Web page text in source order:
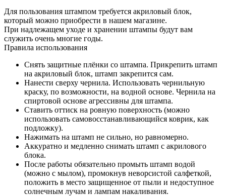
Для пользования штампом требуется акриловый блок,
который можно приобрести в нашем магазине.
При надлежащем уходе и хранении штампы будут вам
служить очень многие годы.
Правила использования
Снять защитные плёнки со штампа. Прикрепить штамп
на акриловый блок, штамп закрепится сам.
Нанести сверху чернила. Использовать чернильную
краску, по возможности, на водной основе. Чернила на
спиртовой основе агрессивны для штампа.
Ставить оттиск на ровную поверхность (можно
использовать самовосстанавливающийся коврик, как
подложку).
Нажимать на штамп не сильно, но равномерно.
Аккуратно и медленно снимать штамп с акрилового
блока.
После работы обязательно промыть штамп водой
(можно с мылом), промокнув неворсистой салфеткой,
положить в место защищенное от пыли и недоступное
солнечным лучам и лампам накаливания.